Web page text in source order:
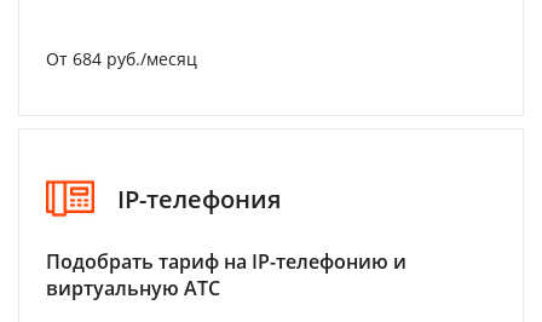
От 684 руб./месяц
IP-телефония
Подобрать тариф на IP-телефонию и
виртуальную АТС